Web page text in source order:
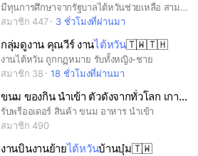
มีทุนการศึกษาจากรัฐบาลไต้หวันช่วยเหลือ สามารถทำงานระหว่างเรียนได้
สมาชิก 447
3 ชั่วโมงที่ผ่านมา
กลุ่มดูงาน คุณวีร์ งานไต้หวัน🇹🇼🇹🇭
งานไต้หวัน ถูกกฏหมาย รับทั้งหญิง-ชาย
สมาชิก 38
18 ชั่วโมงที่ผ่านมา
ขนม ของกิน นำเข้า ตัวดังจากทั่วโลก เกาหลี ญี่ปุ่น
รับพรีออเดอร์ สินค้า ขนม อาหาร นำเข้า
สมาชิก 490
งานบินงานย้ายไต้หวันบ้านบุ๋ม🇹🇼